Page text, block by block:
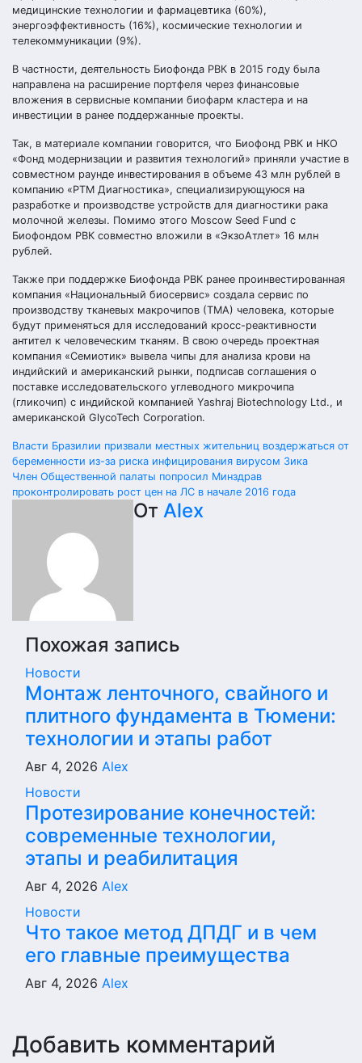
медицинские технологии и фармацевтика (60%),
энергоэффективность (16%), космические технологии и
телекоммуникации (9%).
В частности, деятельность Биофонда РВК в 2015 году была
направлена на расширение портфеля через финансовые
вложения в сервисные компании биофарм кластера и на
инвестиции в ранее поддержанные проекты.
Так, в материале компании говорится, что Биофонд РВК и НКО
«Фонд модернизации и развития технологий» приняли участие в
совместном раунде инвестирования в объеме 43 млн рублей в
компанию «РТМ Диагностика», специализирующуюся на
разработке и производстве устройств для диагностики рака
молочной железы. Помимо этого Moscow Seed Fund с
Биофондом РВК совместно вложили в «ЭкзоАтлет» 16 млн
рублей.
Также при поддержке Биофонда РВК ранее проинвестированная
компания «Национальный биосервис» создала сервис по
производству тканевых макрочипов (ТМА) человека, которые
будут применяться для исследований кросс-реактивности
антител к человеческим тканям. В свою очередь проектная
компания «Семиотик» вывела чипы для анализа крови на
индийский и американский рынки, подписав соглашения о
поставке исследовательского углеводного микрочипа
(гликочип) с индийской компанией Yashraj Biotechnology Ltd., и
американской GlycoTech Corporation.
Навигация
по
Власти Бразилии призвали местных жительниц воздержаться от
беременности из-за риска инфицирования вирусом Зика
Член Общественной палаты попросил Минздрав
проконтролировать рост цен на ЛС в начале 2016 года
От Alex
Похожая запись
Новости
Монтаж ленточного, свайного и
плитного фундамента в Тюмени:
технологии и этапы работ
Авг 4, 2026 Alex
Новости
Протезирование конечностей:
современные технологии,
этапы и реабилитация
Авг 4, 2026 Alex
Новости
Что такое метод ДПДГ и в чем
его главные преимущества
Авг 4, 2026 Alex
Добавить комментарий